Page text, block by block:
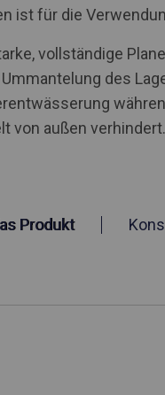
ist für die
vollständige
des
von außen verhindert.
Produkt